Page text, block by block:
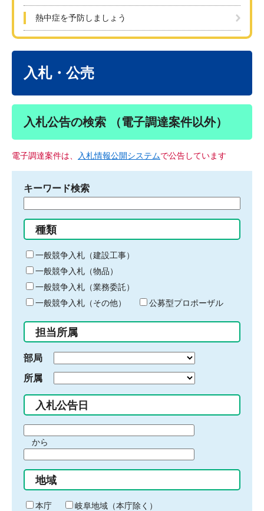
熱中症を予防しましょう
入札・公売
入札公告の検索 （電子調達案件以外）
電子調達案件は、 入札情報公開システムで公告しています
キーワード検索
る
キ
ー
ワ
ー
ド
入
力
種類
一般競争入札（建設工事）
一般競争入札（物品）
一般競争入札（業務委託）
一般競争入札（その他）
公募型プロポーザル
担当所属
部局
所属
入札公告日
間
始
り
から
間
終
わ
地域
本庁
岐阜地域（本庁除く）